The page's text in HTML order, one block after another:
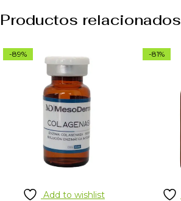
Productos relacionados
-89%
Add to wishlist
-81%